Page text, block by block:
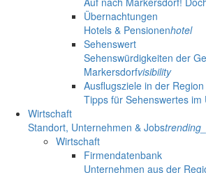
Übernachtungen
Hotels & Pensionenhotel
Sehenswert
Sehenswürdigkeiten der
Markersdorfvisibility
Ausflugsziele in der Region
Tipps für Sehenswertes im
Wirtschaft
Standort, Unternehmen & Jobs
Wirtschaft
Firmendatenbank
Unternehmen aus der